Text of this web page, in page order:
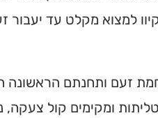
למצוא מקלט עד יעבור
זעם ותחנתם
ומקימים קול צעקה,